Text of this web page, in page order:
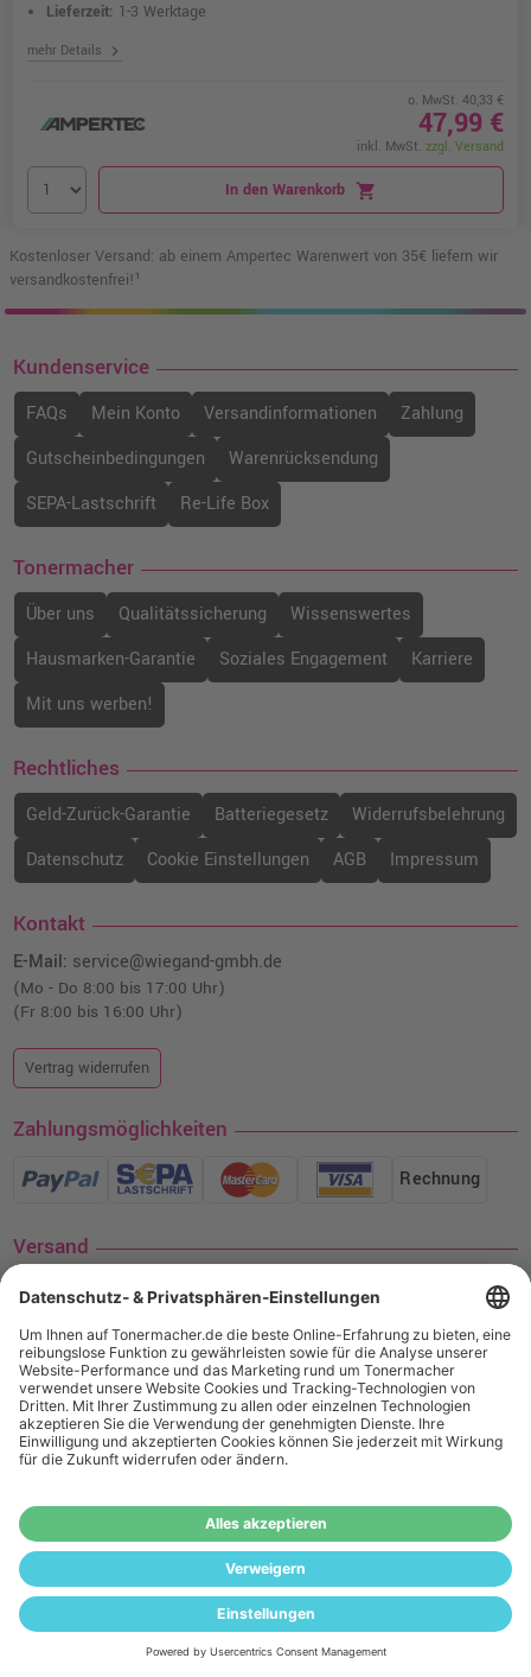
Lieferzeit: 1-3 Werktage
mehr Details chevron_right
o. MwSt. 40,33 €
47,99 €
inkl. MwSt. zzgl. Versand
In den Warenkorb shopping_cart
Kostenloser Versand: ab einem Ampertec Warenwert von 35€ liefern wir
versandkostenfrei!¹
Kundenservice
FAQs Mein Konto Versandinformationen
Zahlung
Gutscheinbedingungen
Warenrücksendung
SEPA-Lastschrift
Re-Life Box
Tonermacher
Über uns Qualitätssicherung
Wissenswertes
Hausmarken-Garantie
Soziales Engagement
Karriere
Mit uns werben!
Rechtliches
Geld-Zurück-Garantie Batteriegesetz
Widerrufsbelehrung
Datenschutz
Cookie Einstellungen AGB Impressum
Kontakt
E-Mail: service@wiegand-gmbh.de
(Mo - Do 8:00 bis 17:00 Uhr)
(Fr 8:00 bis 16:00 Uhr)
Vertrag widerrufen
Zahlungsmöglichkeiten
Rechnung
Versand
Social Media
¹ Nur gültig für den Versand innerhalb Deutschlands. Befindet sich ein Warenwert
Versand für Sie kostenfrei.